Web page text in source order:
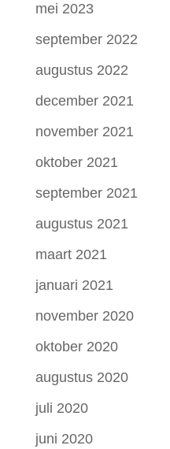
mei 2023
september 2022
augustus 2022
december 2021
november 2021
oktober 2021
september 2021
augustus 2021
maart 2021
januari 2021
november 2020
oktober 2020
augustus 2020
juli 2020
juni 2020